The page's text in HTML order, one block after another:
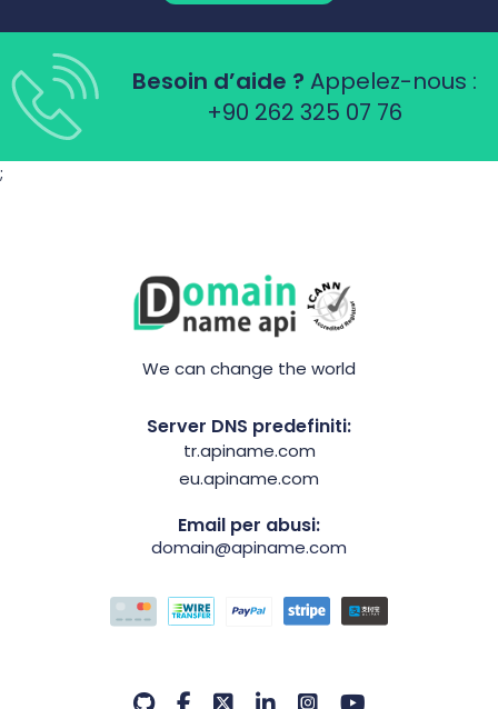
Besoin d’aide ? Appelez-nous :
+90 262 325 07 76
;
We can change the world
Server DNS predefiniti:
tr.apiname.com
eu.apiname.com
Email per abusi:
domain@apiname.com